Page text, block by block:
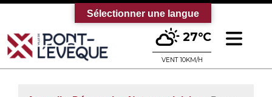
Bienvenue sur le site officiel de la
27°C
VENT 10KM/H
Sélectionner une langue